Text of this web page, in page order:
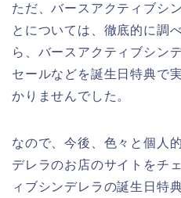
ただ、バースアクティブシ
とについては、徹底的に調
ら、バースアクティブシン
セールなどを誕生日特典で
かりませんでした。
なので、今後、色々と個人
デレラのお店のサイトをチ
ィブシンデレラの誕生日特